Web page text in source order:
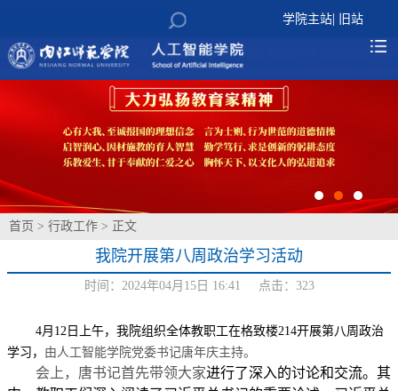
学院主站| 旧站
首页 > 行政工作 > 正文
我院开展第八周政治学习活动
时间：2024年04月15日 16:41 点击： 323
4月12日上午，我院组织全体教职工在格致楼214开展第八周政治
学习， 由人工智能学院党委书记唐年庆主持。
会上，唐书记首先带领大家进行了深入的讨论和交流。其